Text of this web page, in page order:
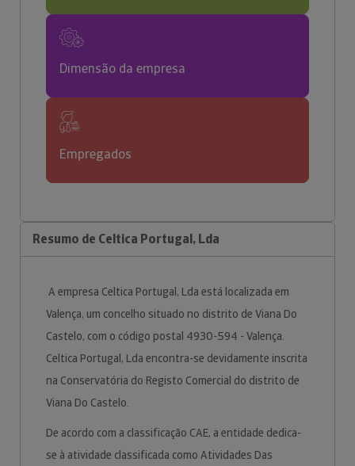
Dimensão da empresa
Empregados
Resumo de Celtica Portugal, Lda
A empresa Celtica Portugal, Lda está localizada em
Valença, um concelho situado no distrito de Viana Do
Castelo, com o código postal 4930-594 - Valença.
Celtica Portugal, Lda encontra-se devidamente inscrita
na Conservatória do Registo Comercial do distrito de
Viana Do Castelo.
De acordo com a classificação CAE, a entidade dedica-
se à atividade classificada como Atividades Das